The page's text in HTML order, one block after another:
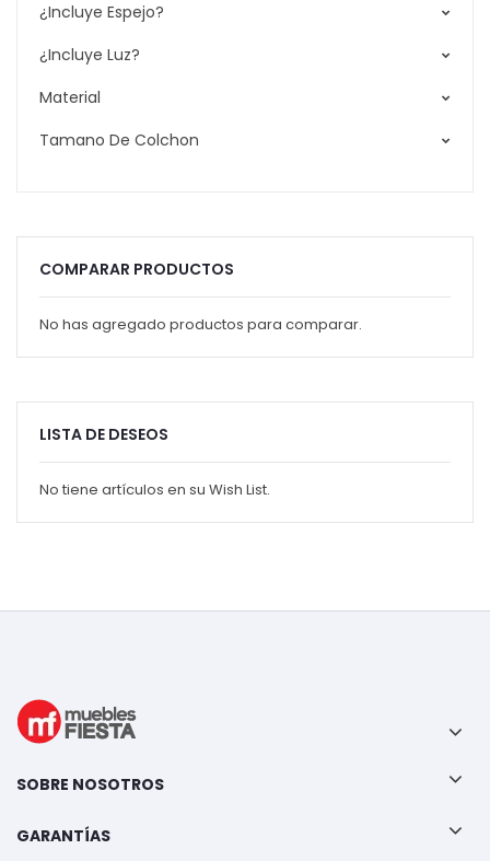
¿Incluye Espejo?
¿Incluye Luz?
Material
Tamano De Colchon
COMPARAR PRODUCTOS
No has agregado productos para comparar.
LISTA DE DESEOS
No tiene artículos en su Wish List.
SOBRE NOSOTROS
GARANTÍAS